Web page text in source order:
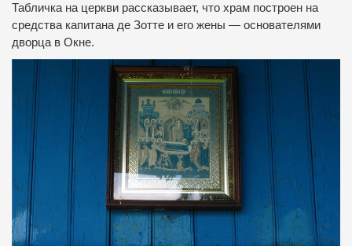
Табличка на церкви рассказывает, что храм построен на
средства капитана де Зотте и его жены — основателями
дворца в Окне.